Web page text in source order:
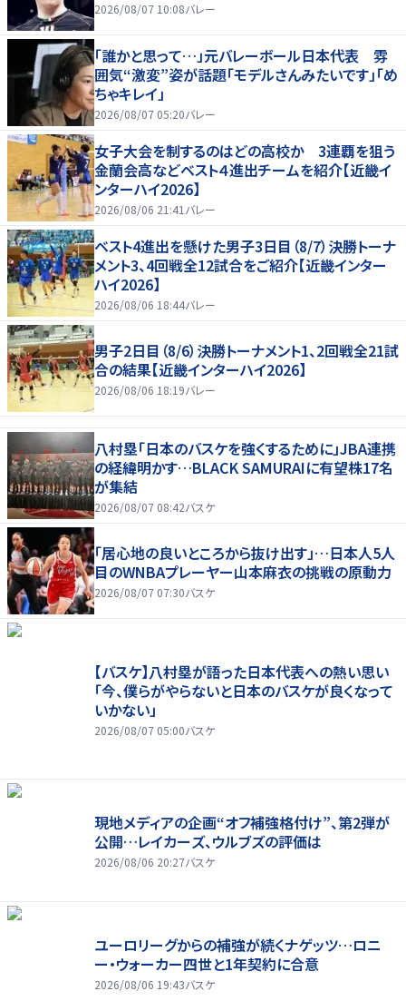
2026/08/07 10:08バレー
「誰かと思って…」元バレーボール日本代表 雰
囲気“激変”姿が話題「モデルさんみたいです」「め
ちゃキレイ」
2026/08/07 05:20バレー
女子大会を制するのはどの高校か 3連覇を狙う
金蘭会高などベスト４進出チームを紹介【近畿イ
ンターハイ2026】
2026/08/06 21:41 バレー
ベスト4進出を懸けた男子3日目（8/7）決勝トーナ
メント3、4回戦全12試合をご紹介【近畿インター
ハイ2026】
2026/08/06 18:44バレー
男子2日目（8/6）決勝トーナメント1、2回戦全21試
合の結果【近畿インターハイ2026】
2026/08/06 18:19バレー
八村塁「日本のバスケを強くするために」JBA連携
の経緯明かす…BLACK SAMURAIに有望株17名
が集結
2026/08/07 08:42バスケ
「居心地の良いところから抜け出す」…日本人5人
目のWNBAプレーヤー山本麻衣の挑戦の原動力
2026/08/07 07:30バスケ
【バスケ】八村塁が語った日本代表への熱い思い
「今、僕らがやらないと日本のバスケが良くなって
いかない」
2026/08/07 05:00バスケ
現地メディアの企画“オフ補強格付け”、第2弾が
公開…レイカーズ、ウルブズの評価は
2026/08/06 20:27バスケ
ユーロリーグからの補強が続くナゲッツ…ロニ
ー・ウォーカー四世と1年契約に合意
2026/08/06 19:43バスケ